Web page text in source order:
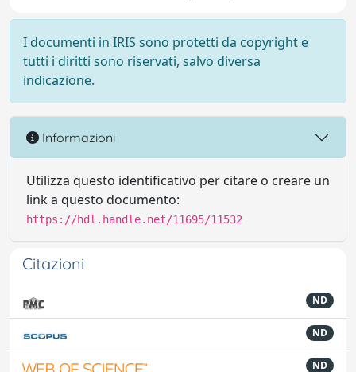
I documenti in IRIS sono protetti da copyright e
tutti i diritti sono riservati, salvo diversa
indicazione.
Informazioni
Utilizza questo identificativo per citare o creare un
link a questo documento:
https://hdl.handle.net/11695/11532
Citazioni
ND
ND
ND